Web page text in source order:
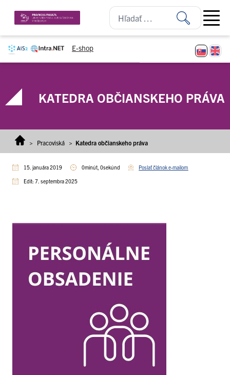
E-shop
Open
KATEDRA OBČIANSKEHO PRÁVA
> Pracoviská > Katedra občianskeho práva
15. januára 2019 0minút, 0sekúnd Poslať článok e-mailom
Edit: 7. septembra 2025